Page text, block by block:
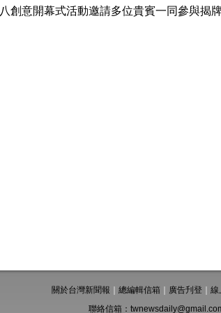
創意開幕式活動邀請多位貴賓一同參與揭